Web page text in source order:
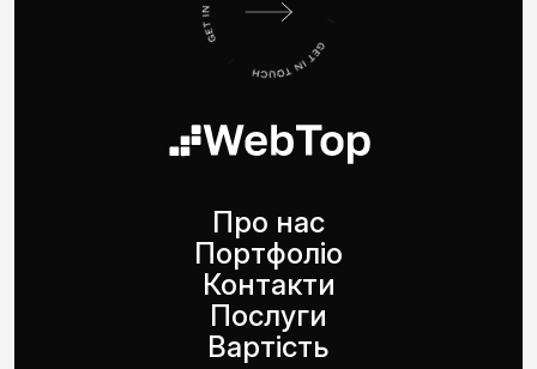
Про нас
Портфоліо
Контакти
Послуги
Вартість